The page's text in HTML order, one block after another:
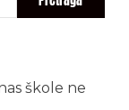
škole ne